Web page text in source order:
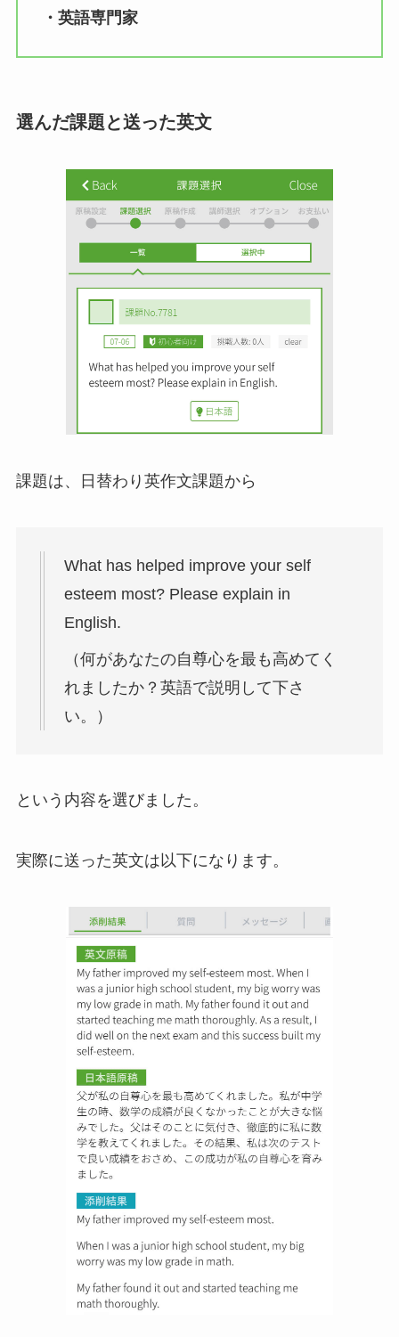
・英語専門家
選んだ課題と送った英文
課題は、日替わり英作文課題から
What has helped improve your self
esteem most? Please explain in
English.
（何があなたの自尊心を最も高めてく
れましたか？英語で説明して下さ
い。）
という内容を選びました。
実際に送った英文は以下になります。